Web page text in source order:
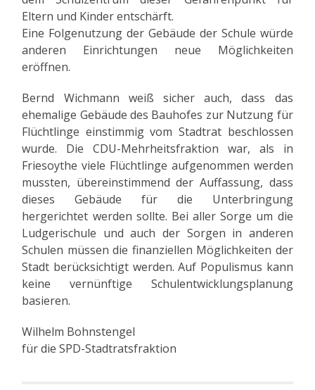
Eltern und Kinder entschärft.
Eine Folgenutzung der Gebäude der Schule würde
anderen Einrichtungen neue Möglichkeiten
eröffnen.
Bernd Wichmann weiß sicher auch, dass das
ehemalige Gebäude des Bauhofes zur Nutzung für
Flüchtlinge einstimmig vom Stadtrat beschlossen
wurde. Die CDU-Mehrheitsfraktion war, als in
Friesoythe viele Flüchtlinge aufgenommen werden
mussten, übereinstimmend der Auffassung, dass
dieses Gebäude für die Unterbringung
hergerichtet werden sollte. Bei aller Sorge um die
Ludgerischule und auch der Sorgen in anderen
Schulen müssen die finanziellen Möglichkeiten der
Stadt berücksichtigt werden. Auf Populismus kann
keine vernünftige Schulentwicklungsplanung
basieren.
Wilhelm Bohnstengel
für die SPD-Stadtratsfraktion